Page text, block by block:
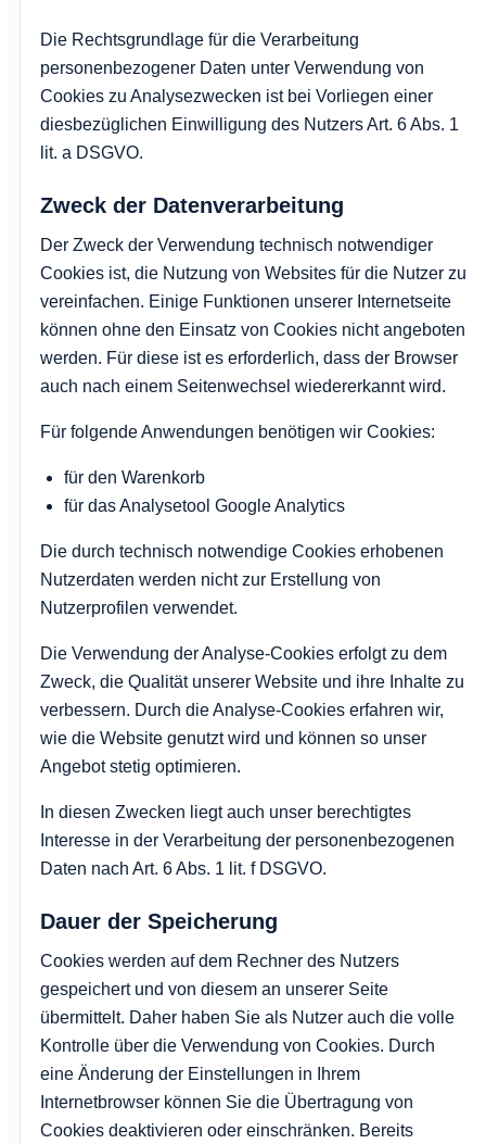
Die Rechtsgrundlage für die Verarbeitung
personenbezogener Daten unter Verwendung von
Cookies zu Analysezwecken ist bei Vorliegen einer
diesbezüglichen Einwilligung des Nutzers Art. 6 Abs. 1
lit. a DSGVO.
Zweck der Datenverarbeitung
Der Zweck der Verwendung technisch notwendiger
Cookies ist, die Nutzung von Websites für die Nutzer zu
vereinfachen. Einige Funktionen unserer Internetseite
können ohne den Einsatz von Cookies nicht angeboten
werden. Für diese ist es erforderlich, dass der Browser
auch nach einem Seitenwechsel wiedererkannt wird.
Für folgende Anwendungen benötigen wir Cookies:
für den Warenkorb
für das Analysetool Google Analytics
Die durch technisch notwendige Cookies erhobenen
Nutzerdaten werden nicht zur Erstellung von
Nutzerprofilen verwendet.
Die Verwendung der Analyse-Cookies erfolgt zu dem
Zweck, die Qualität unserer Website und ihre Inhalte zu
verbessern. Durch die Analyse-Cookies erfahren wir,
wie die Website genutzt wird und können so unser
Angebot stetig optimieren.
In diesen Zwecken liegt auch unser berechtigtes
Interesse in der Verarbeitung der personenbezogenen
Daten nach Art. 6 Abs. 1 lit. f DSGVO.
Dauer der Speicherung
Cookies werden auf dem Rechner des Nutzers
gespeichert und von diesem an unserer Seite
übermittelt. Daher haben Sie als Nutzer auch die volle
Kontrolle über die Verwendung von Cookies. Durch
eine Änderung der Einstellungen in Ihrem
Internetbrowser können Sie die Übertragung von
Cookies deaktivieren oder einschränken. Bereits